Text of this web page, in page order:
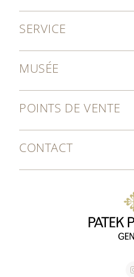
SERVICE
MUSÉE
POINTS DE VENTE
CONTACT